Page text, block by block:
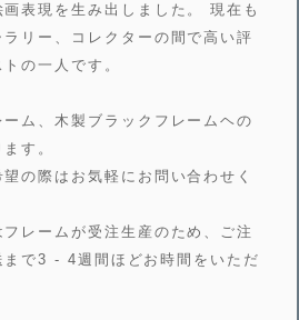
表現を生み出しました。 現在も
リー、コレクターの間で高い評
の一人です。
ム、木製ブラックフレームヘの
す。
の際はお気軽にお問い合わせく
レームが受注生産のため、ご注
まで3 - 4週間ほどお時間をいただ